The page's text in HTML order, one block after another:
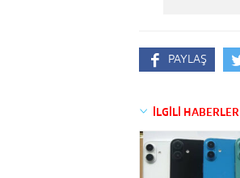
PAYLAŞ
İLGİLİ HABERLER